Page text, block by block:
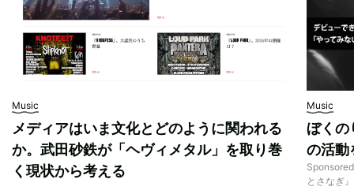
Music
メディアはいま文化とどのように関われる
か。武田砂鉄が「ヘヴィメタル」を取り巻
く現状から考える
Music
ぼくの
の活動
とさなぎ』